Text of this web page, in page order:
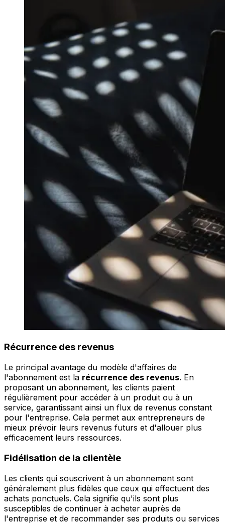
Récurrence des revenus
Le principal avantage du modèle d'affaires de
l'abonnement est la récurrence des revenus. En
proposant un abonnement, les clients paient
régulièrement pour accéder à un produit ou à un
service, garantissant ainsi un flux de revenus constant
pour l'entreprise. Cela permet aux entrepreneurs de
mieux prévoir leurs revenus futurs et d'allouer plus
efficacement leurs ressources.
Fidélisation de la clientèle
Les clients qui souscrivent à un abonnement sont
généralement plus fidèles que ceux qui effectuent des
achats ponctuels. Cela signifie qu'ils sont plus
susceptibles de continuer à acheter auprès de
l'entreprise et de recommander ses produits ou services